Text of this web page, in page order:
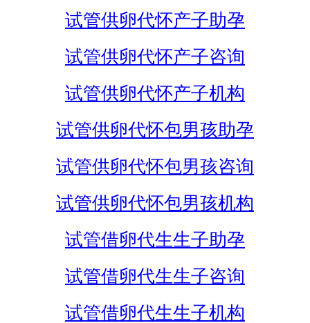
试管供卵代怀产子助孕
试管供卵代怀产子咨询
试管供卵代怀产子机构
试管供卵代怀包男孩助孕
试管供卵代怀包男孩咨询
试管供卵代怀包男孩机构
试管借卵代生生子助孕
试管借卵代生生子咨询
试管借卵代生生子机构